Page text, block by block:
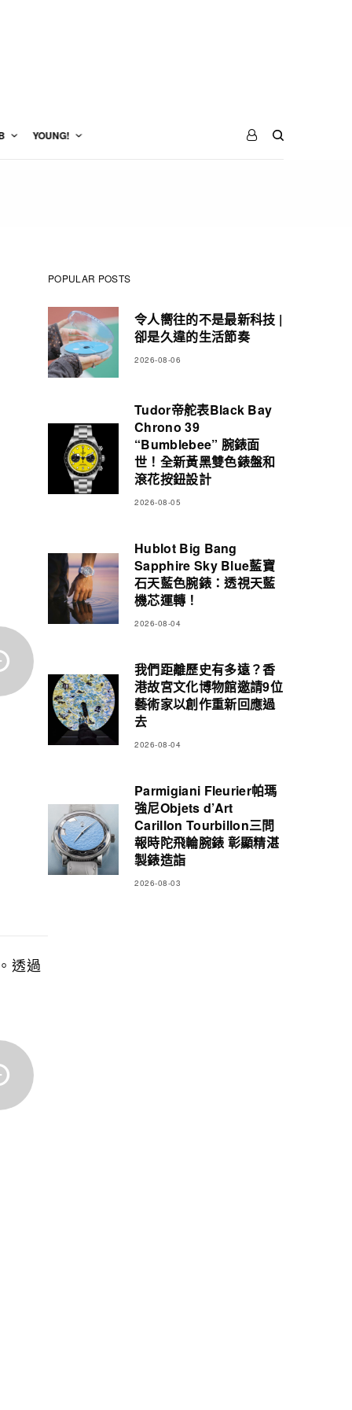
YOUNG!
透過
POPULAR POSTS
令人嚮往的不是最新科技 |
卻是久違的生活節奏
2026-08-06
Tudor帝舵表Black Bay
Chrono 39
“Bumblebee” 腕錶面
世！全新黃黑雙色錶盤和
滾花按鈕設計
2026-08-05
Hublot Big Bang
Sapphire Sky Blue藍寶
石天藍色腕錶：透視天藍
機芯運轉！
2026-08-04
我們距離歷史有多遠？香
港故宮文化博物館邀請9位
藝術家以創作重新回應過
去
2026-08-04
Parmigiani Fleurier帕瑪
強尼Objets d’Art
Carillon Tourbillon三問
報時陀飛輪腕錶 彰顯精湛
製錶造詣
2026-08-03